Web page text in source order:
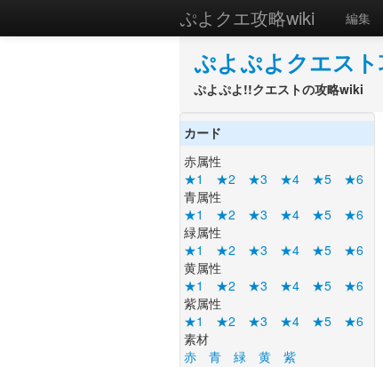
ぷよクエ攻略wiki 編集
ぷよぷよクエス
ぷよぷよ!!クエストの攻略wiki
カード
赤属性
★1
★2 ★3 ★4 ★5
★6
青属性
★1
★2 ★3 ★4 ★5
★6
緑属性
★1
★2 ★3 ★4 ★5
★6
黄属性
★1
★2 ★3 ★4 ★5
★6
紫属性
★1
★2 ★3 ★4 ★5
★6
素材
赤
青 緑 黄
紫